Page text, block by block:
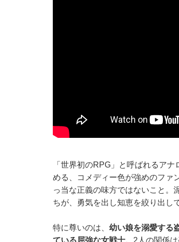
「世界初のRPG」と呼ばれるア
める、コメディー色が強めのファ
っ当な正義の味方ではないこと。
ちが、勇気を出し知恵を絞り出し
特に尊いのは、 幼い娘を溺愛する